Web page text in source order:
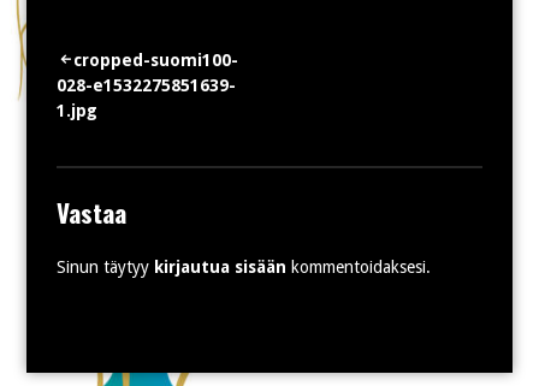
Artikkelien
selaus
cropped-suomi100-
028-e1532275851639-
1.jpg
Vastaa
Sinun täytyy kirjautua sisään kommentoidaksesi.